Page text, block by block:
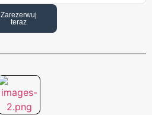
Zarezerwuj
teraz